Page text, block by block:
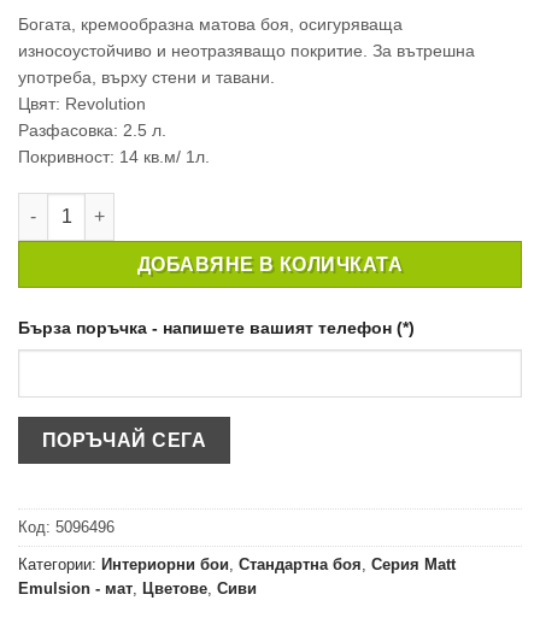
Богата, кремообразна матова боя, осигуряваща
износоустойчиво и неотразяващо покритие. За вътрешна
употреба, върху стени и тавани.
Цвят: Revolution
Разфасовка: 2.5 л.
Покривност: 14 кв.м/ 1л.
количество за ИНТЕРИОРНА БОЯ CROWN MATT EMULSION
ДОБАВЯНЕ В КОЛИЧКАТА
Бърза поръчка - напишете вашият телефон (*)
Код: 5096496
Категории: Интериорни бои Стандартна боя Серия Matt
Emulsion - мат Цветове Сиви